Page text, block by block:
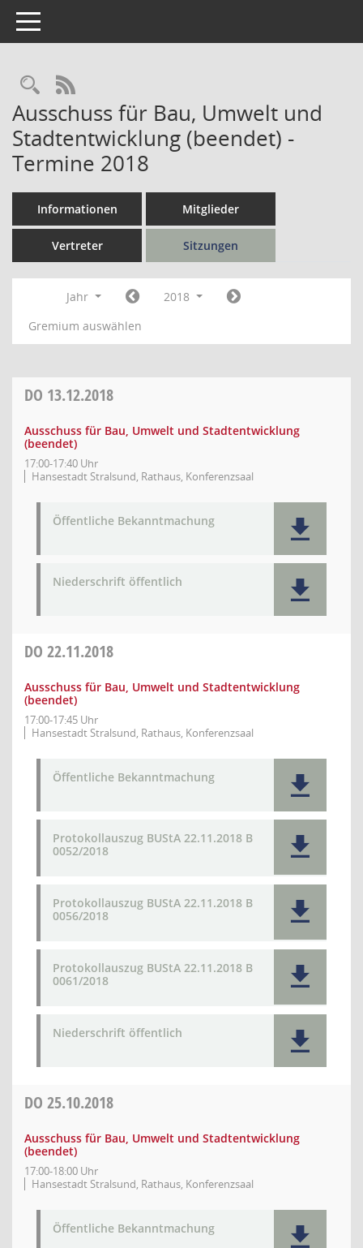
Toggle navigation
Rechercheauswahl
RSS-Feed
Ausschuss für Bau, Umwelt und
Stadtentwicklung (beendet) -
Termine 2018
Informationen Mitglieder
Vertreter Sitzungen
Jahr
2018
Gremium auswählen
DO 13.12.2018
Ausschuss für Bau, Umwelt und Stadtentwicklung
(beendet)
17:00-17:40 Uhr
Hansestadt Stralsund, Rathaus, Konferenzsaal
Öffentliche Bekanntmachung
Niederschrift öffentlich
DO 22.11.2018
Ausschuss für Bau, Umwelt und Stadtentwicklung
(beendet)
17:00-17:45 Uhr
Hansestadt Stralsund, Rathaus, Konferenzsaal
Öffentliche Bekanntmachung
Protokollauszug BUStA 22.11.2018 B
0052/2018
Protokollauszug BUStA 22.11.2018 B
0056/2018
Protokollauszug BUStA 22.11.2018 B
0061/2018
Niederschrift öffentlich
DO 25.10.2018
Ausschuss für Bau, Umwelt und Stadtentwicklung
(beendet)
17:00-18:00 Uhr
Hansestadt Stralsund, Rathaus, Konferenzsaal
Öffentliche Bekanntmachung